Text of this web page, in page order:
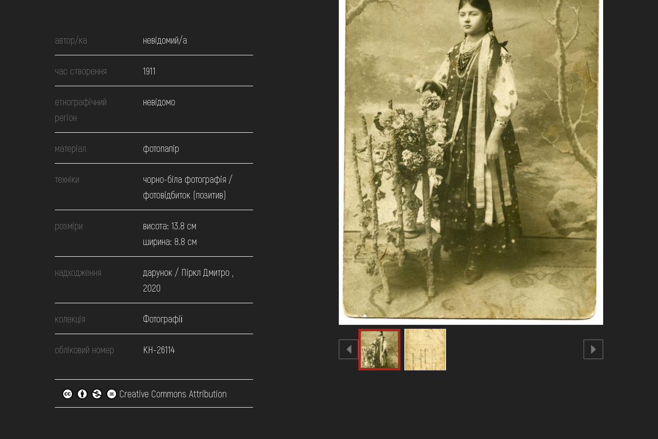
ВІДВІДАТИ
НАВЧИТИСЯ
ПОСЛУГИ
автор/ка невідомий/а
час створення 1911
етнографічний
регіон
невідомо
матеріал фотопапір
техніки
чорно-біла фотографія /
фотовідбиток (позитив)
розміри
висота: 13.8 см
ширина: 8.8 см
надходження
дарунок / Піркл Дмитро ,
2020
колекція Фотографії
обліковий номер КН-26114
Creative Commons Attribution